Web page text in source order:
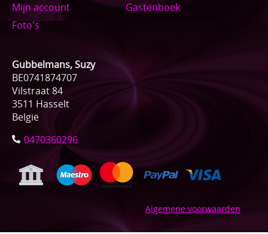
Mijn account
Gastenboek
Foto's
Gubbelmans, Suzy
BE0741874707
Vilstraat 84
3511 Hasselt
België
0470360296
Algemene voorwaarden